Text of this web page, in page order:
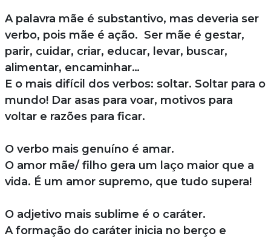
A palavra mãe é substantivo, mas deveria ser
verbo, pois mãe é ação. Ser mãe é gestar,
parir, cuidar, criar, educar, levar, buscar,
alimentar, encaminhar…
E o mais difícil dos verbos: soltar. Soltar para o
mundo! Dar asas para voar, motivos para
voltar e razões para ficar.
O verbo mais genuíno é amar.
O amor mãe/ filho gera um laço maior que a
vida. É um amor supremo, que tudo supera!
O adjetivo mais sublime é o caráter.
A formação do caráter inicia no berço e